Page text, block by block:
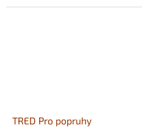
TRED Pro popruhy